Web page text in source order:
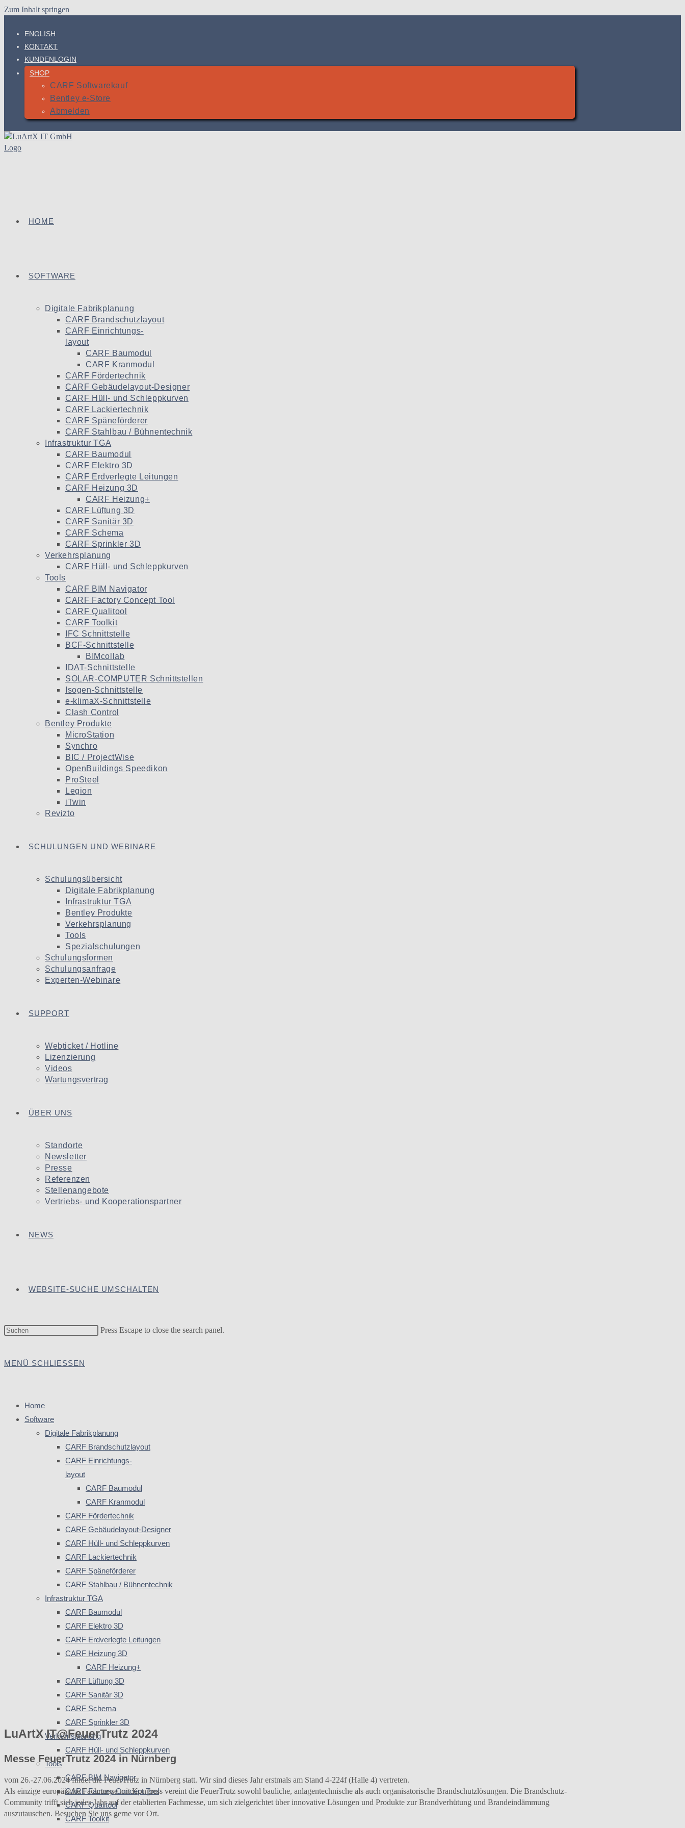
Zum Inhalt springen
ENGLISH
KONTAKT
KUNDENLOGIN
SHOP
CARF Softwarekauf
Bentley e-Store
Abmelden
HOME
SOFTWARE
Digitale Fabrikplanung
CARF Brandschutzlayout
CARF Einrichtungs-
layout
CARF Baumodul
CARF Kranmodul
CARF Fördertechnik
CARF Gebäudelayout-Designer
CARF Hüll- und Schleppkurven
CARF Lackiertechnik
CARF Späneförderer
CARF Stahlbau / Bühnentechnik
Infrastruktur TGA
CARF Baumodul
CARF Elektro 3D
CARF Erdverlegte Leitungen
CARF Heizung 3D
CARF Heizung+
CARF Lüftung 3D
CARF Sanitär 3D
CARF Schema
CARF Sprinkler 3D
Verkehrsplanung
CARF Hüll- und Schleppkurven
Tools
CARF BIM Navigator
CARF Factory Concept Tool
CARF Qualitool
CARF Toolkit
IFC Schnittstelle
BCF-Schnittstelle
BIMcollab
IDAT-Schnittstelle
SOLAR-COMPUTER Schnittstellen
Isogen-Schnittstelle
e-klimaX-Schnittstelle
Clash Control
Bentley Produkte
MicroStation
Synchro
BIC / ProjectWise
OpenBuildings Speedikon
ProSteel
Legion
iTwin
Revizto
SCHULUNGEN UND WEBINARE
Schulungsübersicht
Digitale Fabrikplanung
Infrastruktur TGA
Bentley Produkte
Verkehrsplanung
Tools
Spezialschulungen
Schulungsformen
Schulungsanfrage
Experten-Webinare
SUPPORT
Webticket / Hotline
Lizenzierung
Videos
Wartungsvertrag
ÜBER UNS
Standorte
Newsletter
Presse
Referenzen
Stellenangebote
Vertriebs- und Kooperationspartner
NEWS
WEBSITE-SUCHE UMSCHALTEN
Press Escape to close the search panel.
MENÜ SCHLIESSEN
Home
Software
Digitale Fabrikplanung
CARF Brandschutzlayout
CARF Einrichtungs-
layout
CARF Baumodul
CARF Kranmodul
CARF Fördertechnik
CARF Gebäudelayout-Designer
CARF Hüll- und Schleppkurven
CARF Lackiertechnik
CARF Späneförderer
CARF Stahlbau / Bühnentechnik
Infrastruktur TGA
CARF Baumodul
CARF Elektro 3D
CARF Erdverlegte Leitungen
CARF Heizung 3D
CARF Heizung+
CARF Lüftung 3D
CARF Sanitär 3D
CARF Schema
CARF Sprinkler 3D
Verkehrsplanung
CARF Hüll- und Schleppkurven
Tools
CARF BIM Navigator
CARF Factory Concept Tool
CARF Qualitool
CARF Toolkit
LuArtX IT@FeuerTrutz 2024
Messe FeuerTrutz 2024 in Nürnberg
vom 26.-27.06.2024 findet die FeuerTrutz in Nürnberg statt. Wir sind dieses Jahr erstmals am Stand 4-224f (Halle 4) vertreten.
Als einzige europäische Fachmesse mit Kongress vereint die FeuerTrutz sowohl bauliche, anlagentechnische als auch organisatorische Brandschutzlösungen. Die Brandschutz-
Community trifft sich jedes Jahr auf der etablierten Fachmesse, um sich zielgerichtet über innovative Lösungen und Produkte zur Brandverhütung und Brandeindämmung
auszutauschen. Besuchen Sie uns gerne vor Ort.